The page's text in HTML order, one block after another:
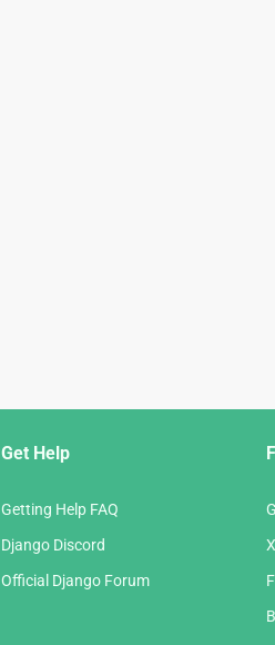
Get Help
Getting Help FAQ
Django Discord
Official Django Forum
X